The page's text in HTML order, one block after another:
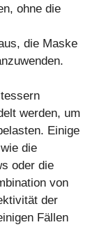
ohne die
die Maske
werden, um
Einige
die
oder die
von
der
Fällen